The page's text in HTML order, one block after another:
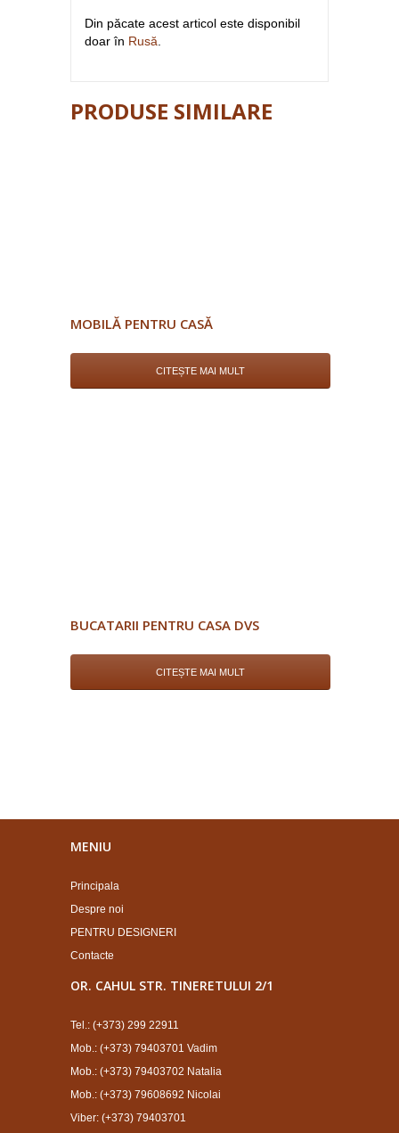
Din păcate acest articol este disponibil
doar în Rusă
PRODUSE SIMILARE
MOBILĂ PENTRU CASĂ
CITEȘTE MAI MULT
BUCATARII PENTRU CASA DVS
CITEȘTE MAI MULT
MENIU
Principala
Despre noi
PENTRU DESIGNERI
Contacte
OR. CAHUL STR. TINERETULUI 2/1
Tel.: (+373) 299 22911
Mob.: (+373) 79403701 Vadim
Mob.: (+373) 79403702 Natalia
Mob.: (+373) 79608692 Nicolai
Viber: (+373) 79403701